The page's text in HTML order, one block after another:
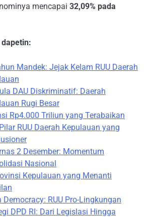
mencapai 32,09% pada
Mandek: Jejak Kelam RUU Daerah
DAU Diskriminatif: Daerah
Rugi Besar
Rp4.000 Triliun yang Terabaikan
RUU Daerah Kepulauan yang
2 Desember: Momentum
Nasional
Kepulauan yang Menanti
Democracy: RUU Pro-Lingkungan
DPD RI: Dari Legislasi Hingga